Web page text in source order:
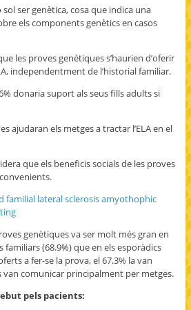
sol ser genètica, cosa que indica una
els components genètics en casos
les proves genètiques s’haurien d’oferir
independentment de l’historial familiar.
donaria suport als seus fills adults si
ajudaran els metges a tractar l’ELA en el
que els beneficis socials de les proves
familial lateral sclerosis amyothophic
genètiques va ser molt més gran en
(68.9%) que en els esporàdics
a fer-se la prova, el 67.3% la van
van comunicar principalment per metges.
pels pacients: